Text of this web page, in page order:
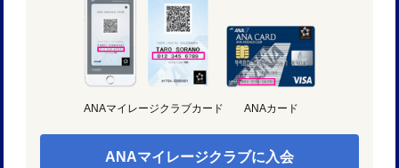
ANAマイレージクラブカード ANAカード
ANAマイレージクラブに入会